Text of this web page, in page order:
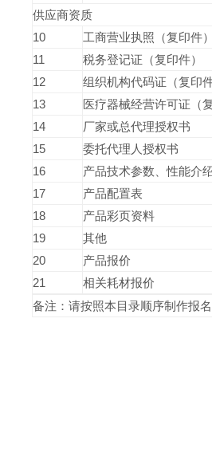
供应商资质
10
工商营业执照（复印件）
11
税务登记证（复印件）
12
组织机构代码证（复印件
13
医疗器械经营许可证（
14
厂家或总代理授权书
15
委托代理人授权书
16
产品技术参数、性能介
17
产品配置表
18
产品彩页资料
19
其他
20
产品报价
21
相关耗材报价
备注：请按照本目录顺序制作报